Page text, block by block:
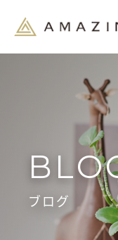
ブログ